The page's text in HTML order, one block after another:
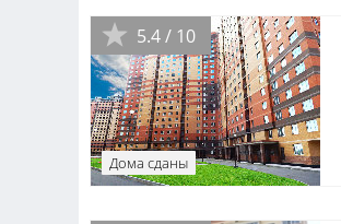
5.4 / 10
Дома сданы